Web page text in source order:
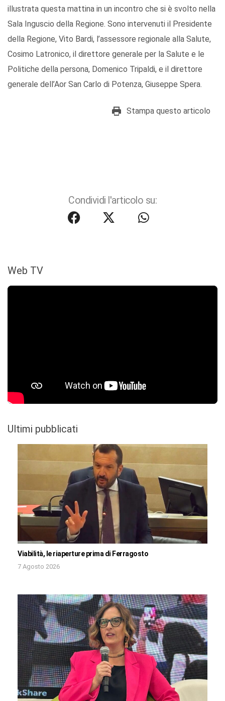
illustrata questa mattina in un incontro che si è svolto nella
Sala Inguscio della Regione. Sono intervenuti il Presidente
della Regione, Vito Bardi, l’assessore regionale alla Salute,
Cosimo Latronico, il direttore generale per la Salute e le
Politiche della persona, Domenico Tripaldi, e il direttore
generale dell’Aor San Carlo di Potenza, Giuseppe Spera.
Stampa questo articolo
Condividi l'articolo su:
Web TV
Ultimi pubblicati
Viabilità, le riaperture prima di Ferragosto
7 Agosto 2026